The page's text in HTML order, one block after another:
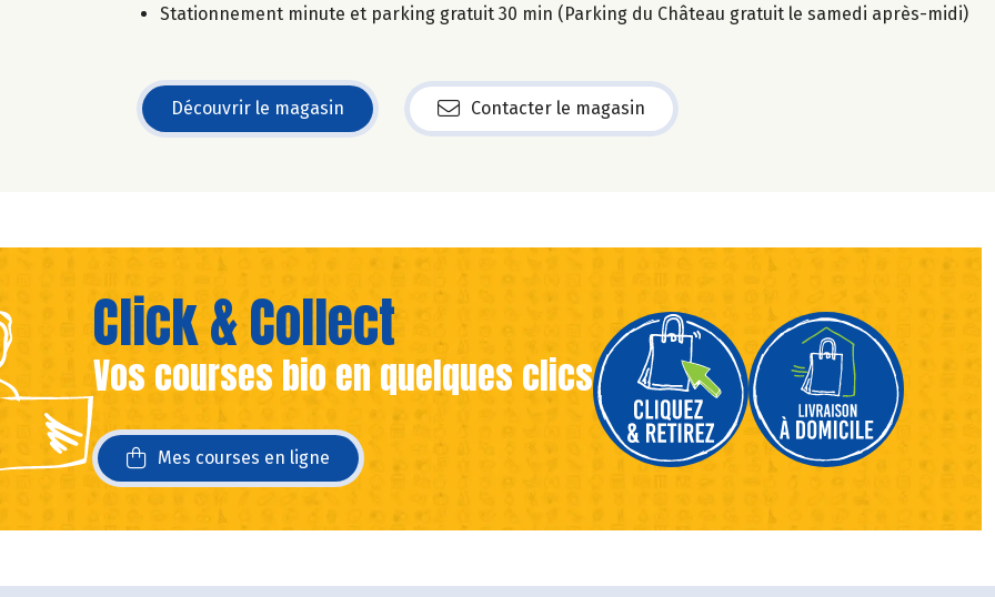
Stationnement minute et parking gratuit 30 min (Parking du Château gratuit le samedi après-midi)
Découvrir le magasin Contacter le magasin
Click & Collect
Vos courses bio en quelques clics
Mes courses en ligne
une nouvelle fenêtre)
une nouvelle fenêtre)